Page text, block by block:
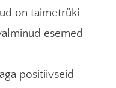
on taimetrüki
esemed
positiivseid